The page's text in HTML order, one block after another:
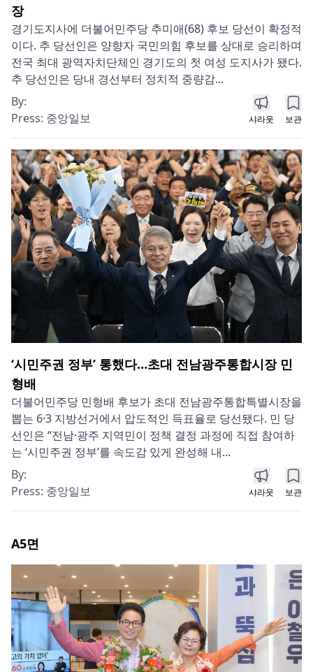
장
경기도지사에 더불어민주당 추미애(68) 후보 당선이 확정적
이다. 추 당선인은 양향자 국민의힘 후보를 상대로 승리하며
전국 최대 광역자치단체인 경기도의 첫 여성 도지사가 됐다.
추 당선인은 당내 경선부터 정치적 중량감...
By:
Press: 중앙일보 샤라웃 보관
‘시민주권 정부’ 통했다…초대 전남광주통합시장 민
형배
더불어민주당 민형배 후보가 초대 전남광주통합특별시장을
뽑는 6·3 지방선거에서 압도적인 득표율로 당선됐다. 민 당
선인은 “전남·광주 지역민이 정책 결정 과정에 직접 참여하
는 ‘시민주권 정부’를 속도감 있게 완성해 내...
By:
Press: 중앙일보 샤라웃 보관
A5면